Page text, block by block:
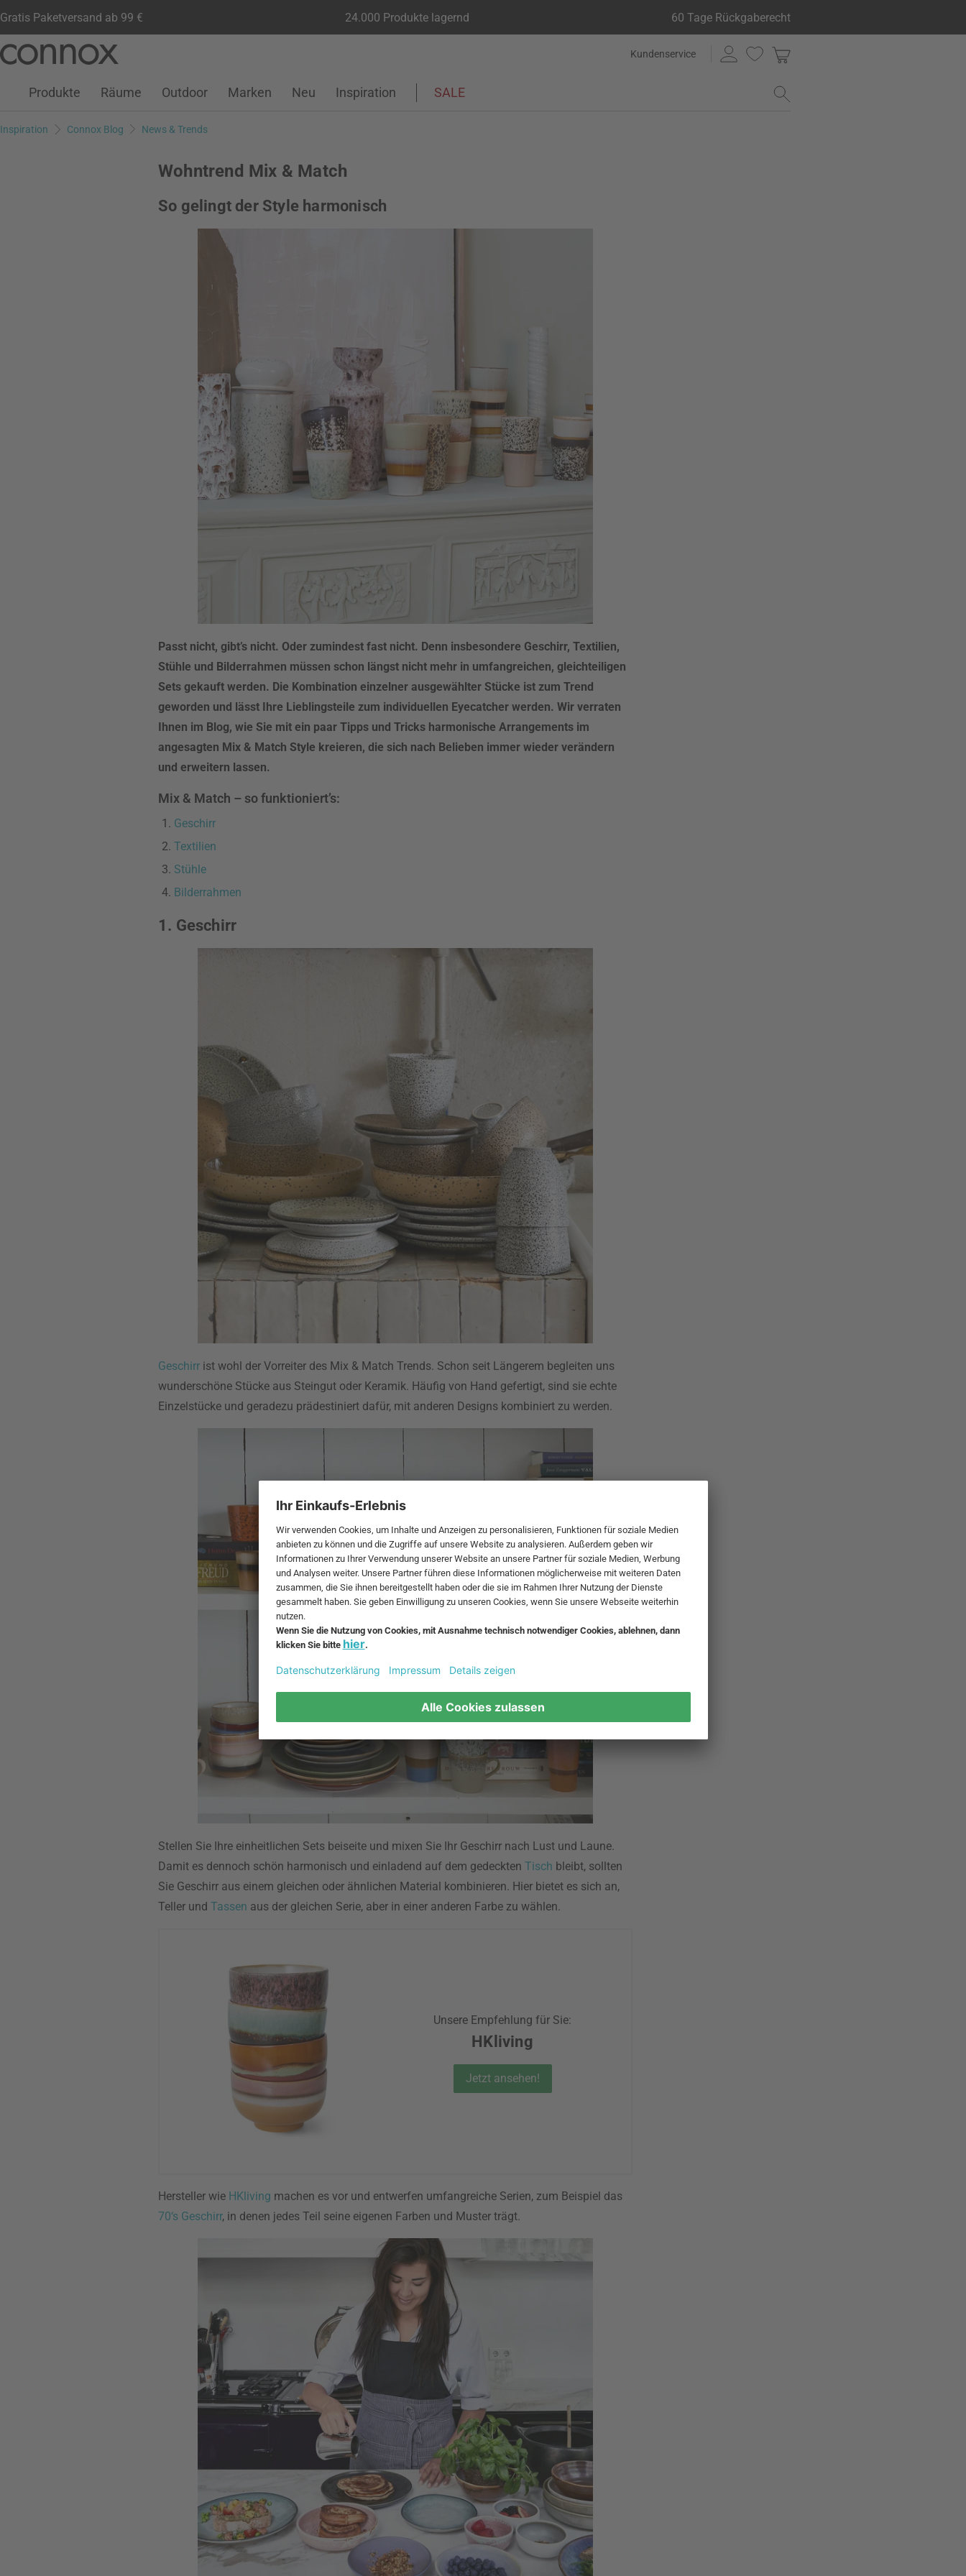
Gratis Paketversand ab 99 € 24.000 Produkte lagernd 60 Tage Rückgaberecht
Seiteninhalt
Suchfeld
Kundenservice
Kundenkonto
Wunschliste
Warenkorb
Produkte Räume Outdoor Marken Neu Inspiration SALE
Inspiration Connox Blog News & Trends
Wohntrend Mix & Match
So gelingt der Style harmonisch
Passt nicht, gibt’s nicht. Oder zumindest fast nicht. Denn insbesondere Geschirr, Textilien,
Stühle und Bilderrahmen müssen schon längst nicht mehr in umfangreichen, gleichteiligen
Sets gekauft werden. Die Kombination einzelner ausgewählter Stücke ist zum Trend
geworden und lässt Ihre Lieblingsteile zum individuellen Eyecatcher werden. Wir verraten
Ihnen im Blog, wie Sie mit ein paar Tipps und Tricks harmonische Arrangements im
angesagten Mix & Match Style kreieren, die sich nach Belieben immer wieder verändern
und erweitern lassen.
Mix & Match – so funktioniert’s:
Geschirr
Textilien
Stühle
Bilderrahmen
1. Geschirr
Geschirr ist wohl der Vorreiter des Mix & Match Trends. Schon seit Längerem begleiten uns
wunderschöne Stücke aus Steingut oder Keramik. Häufig von Hand gefertigt, sind sie echte
Einzelstücke und geradezu prädestiniert dafür, mit anderen Designs kombiniert zu werden.
Stellen Sie Ihre einheitlichen Sets beiseite und mixen Sie Ihr Geschirr nach Lust und Laune.
Damit es dennoch schön harmonisch und einladend auf dem gedeckten Tisch bleibt, sollten
Sie Geschirr aus einem gleichen oder ähnlichen Material kombinieren. Hier bietet es sich an,
Teller und Tassen aus der gleichen Serie, aber in einer anderen Farbe zu wählen.
Unsere Empfehlung für Sie:
HKliving
Jetzt ansehen!
Hersteller wie HKliving machen es vor und entwerfen umfangreiche Serien, zum Beispiel das
70‘s Geschirr, in denen jedes Teil seine eigenen Farben und Muster trägt.